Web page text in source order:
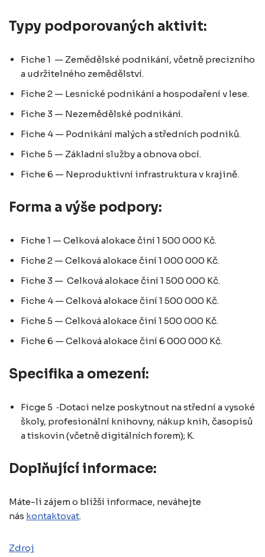
Typy podporovaných aktivit:
Fiche 1 — Zemědělské podnikání, včetně precizního
a udržitelného zemědělství.
Fiche 2 — Lesnické podnikání a hospodaření v lese.
Fiche 3 — Nezemědělské podnikání.
Fiche 4 — Podnikání malých a středních podniků.
Fiche 5 — Základní služby a obnova obcí.
Fiche 6 — Neproduktivní infrastruktura v krajině.
Forma a výše podpory:
Fiche 1 — Celková alokace činí 1 500 000 Kč.
Fiche 2 — Celková alokace činí 1 000 000 Kč.
Fiche 3 — Celková alokace činí 1 500 000 Kč.
Fiche 4 — Celková alokace činí 1 500 000 Kč.
Fiche 5 — Celková alokace činí 1 500 000 Kč.
Fiche 6 — Celková alokace činí 6 000 000 Kč.
Specifika a omezení:
Ficge 5 ‑Dotaci nelze poskytnout na střední a vysoké
školy, profesionální knihovny, nákup knih, časopisů
a tiskovin (včetně digitálních forem); K.
Doplňující informace:
Máte-li zájem o bližší informace, neváhejte
nás kontaktovat.
Zdroj